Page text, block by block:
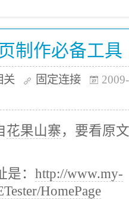
制作必备工具
固定连接
花果山寨 ，要看原
： http://www.my-
HomePage